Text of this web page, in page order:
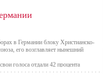
центра прогремели взрывы, после
в Германии блоку Христианско-
его возглавляет нынешний
голоса отдали 42 процента